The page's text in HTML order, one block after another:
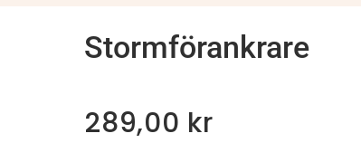
Stormförankrare
289,00 kr